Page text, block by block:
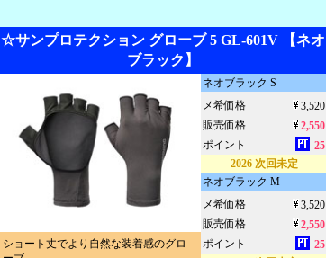
☆サンプロテクション グローブ 5 GL-601V 【ネオ
ブラック】
ショート丈でより自然な装着感のグロ
ネオブラック S
メ希価格
3,520
販売価格
2,550
ポイント
25
2026 次回未定
ネオブラック M
メ希価格
3,520
販売価格
2,550
ポイント
25